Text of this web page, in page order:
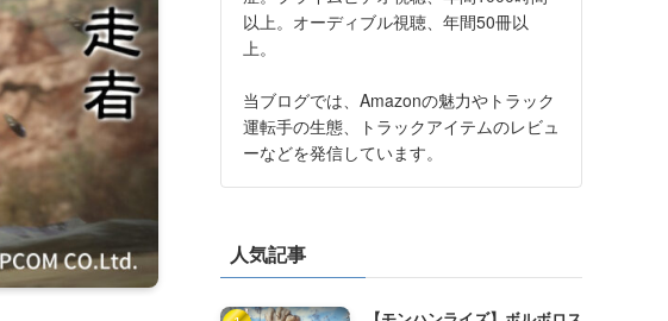
以上。オーディブル視聴、年間50冊以
上。
当ブログでは、Amazonの魅力やトラック
運転手の生態、トラックアイテムのレビュ
ーなどを発信しています。
人気記事